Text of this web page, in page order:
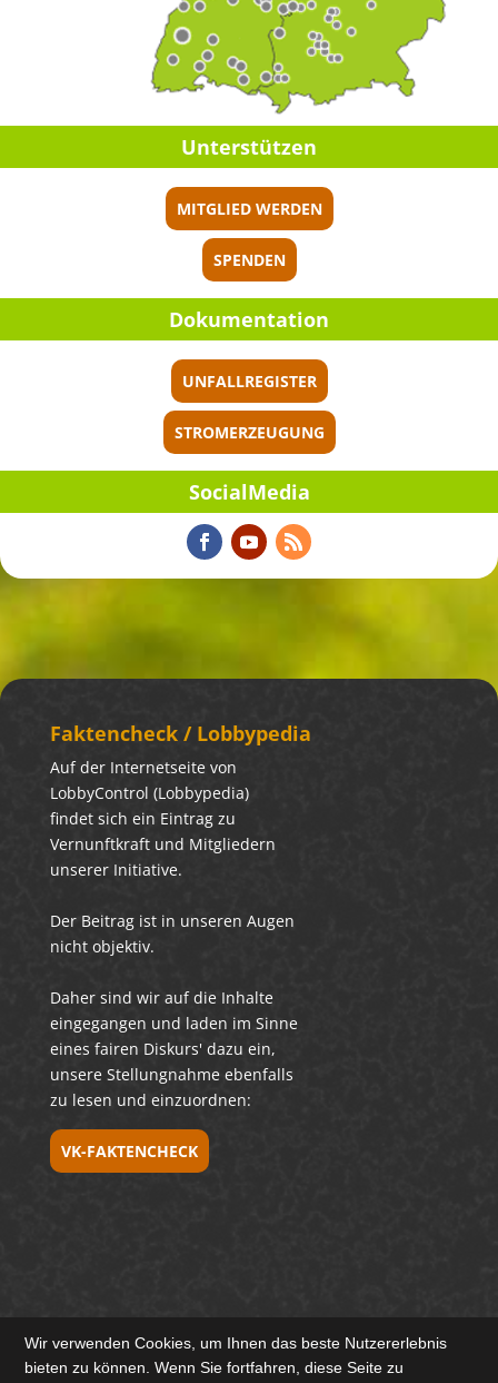
Unter­stüt­zen
MITGLIED WERDEN
SPENDEN
Dokumen­ta­tion
UNFALLREGISTER
STROMERZEUGUNG
Social­Me­dia
Fakten­check / Lobbypedia
Auf der Internetseite von
LobbyControl (Lobbypedia)
findet sich ein Eintrag zu
Vernunftkraft und Mitgliedern
unserer Initiative.
Der Beitrag ist in unseren Augen
nicht objektiv.
Daher sind wir auf die Inhalte
eingegangen und laden im Sinne
eines fairen Diskurs' dazu ein,
unsere Stellungnahme ebenfalls
zu lesen und einzuordnen:
VK-FAKTENCHECK
Wir verwenden Cookies, um Ihnen das beste Nutzererlebnis
bieten zu können. Wenn Sie fortfahren, diese Seite zu